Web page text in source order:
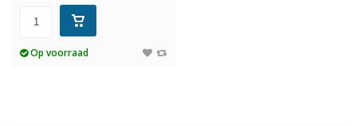
Op voorraad